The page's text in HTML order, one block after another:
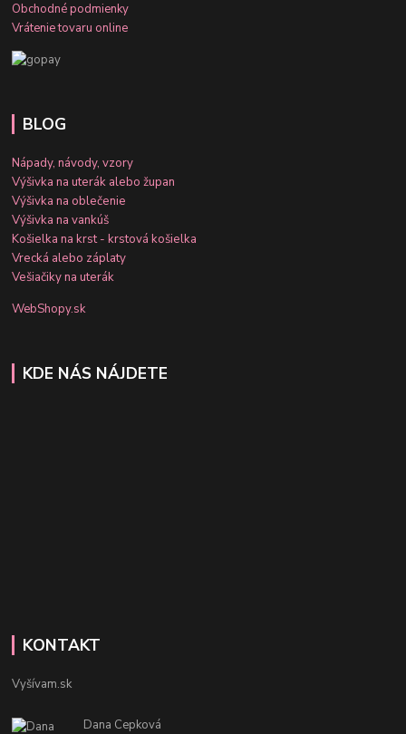
Obchodné podmienky
Vrátenie tovaru online
BLOG
Nápady, návody, vzory
Výšivka na uterák alebo župan
Výšivka na oblečenie
Výšivka na vankúš
Košielka na krst - krstová košielka
Vrecká alebo záplaty
Vešiačiky na uterák
WebShopy.sk
KDE NÁS NÁJDETE
KONTAKT
Vyšívam.sk
Dana Cepková